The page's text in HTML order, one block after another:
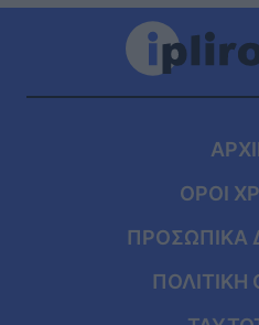
ΟΡΟΙ
ΠΡΟΣΩΠΙΚΑ
ΠΟΛΙΤΙΚΗ